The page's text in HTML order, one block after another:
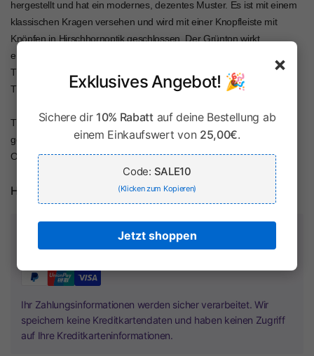
hergestellt und hat ein modernes, dezentes Muster. Es ist mit einem
klassischen Kragen versehen und wird mit einer Knopfleiste mit
Knöpfen in Hirschhornoptik geschlossen. Der Grünton wirkt
erfrischend und passt prima zu vielen Lederhosen. Wer moderne
Tradition und Hochwertigkeit schätzt, für den dürfte dieses
Trachtenhemd genau das Richtige sein.
Traditionell mit Lederhose oder auch sportlich zur Jeans getragen
geben Sie mit dem Hemd stets ein tolles Bild ab und Sie sind für
Oktoberfest, festliche Anlässe und Hochzeiten perfekt gerüstet.
Herstellerinformationen
Zahlung & Sicherheit
Ihr Zahlungsinformationen werden sicher verarbeitet. Wir
speichern keine Kreditkartendaten und haben keinen Zugriff
auf Ihre Kreditkarteninformationen.
×
Exklusives Angebot! 🎉
Sichere dir 10% Rabattauf deine Bestellung ab
einem Einkaufswert von 25,00€.
Code: SALE10
(Klicken zum Kopieren)
Jetzt shoppen